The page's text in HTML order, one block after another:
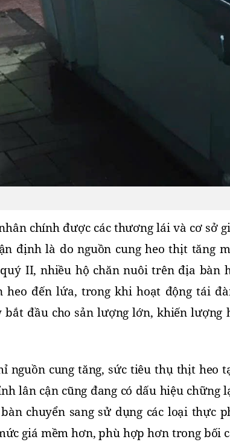
chính được các thương lái và cơ sở
định là do nguồn cung heo thịt tăng
II, nhiều hộ chăn nuôi trên địa bàn
heo đến lứa, trong khi hoạt động tái
bắt đầu cho sản lượng lớn, khiến
nguồn cung tăng, sức tiêu thụ thịt heo
lân cận cũng đang có dấu hiệu chững
chuyển sang sử dụng các loại thực
giá mềm hơn, phù hợp hơn trong bối